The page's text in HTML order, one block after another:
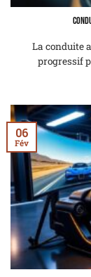
La conduite
progressif
06
Fév